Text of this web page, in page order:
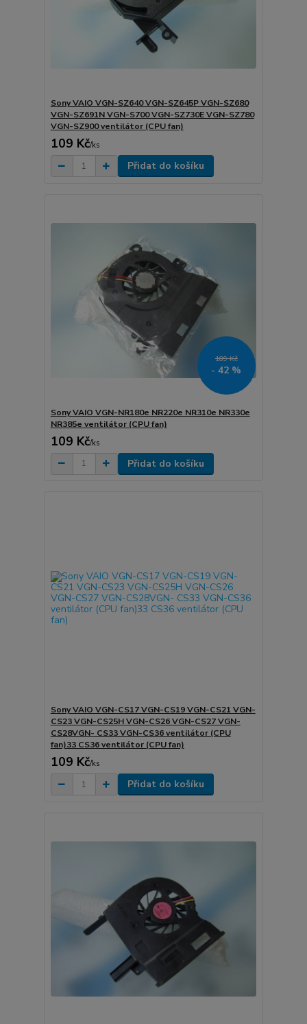
Sony VAIO VGN-SZ640 VGN-SZ645P VGN-SZ680
VGN-SZ691N VGN-S700 VGN-SZ730E VGN-SZ780
VGN-SZ900 ventilátor (CPU fan)
109 Kč/ks
Přidat do košíku
189 Kč
- 42 %
Sony VAIO VGN-NR180e NR220e NR310e NR330e
NR385e ventilátor (CPU fan)
109 Kč/ks
Přidat do košíku
Sony VAIO VGN-CS17 VGN-CS19 VGN-CS21 VGN-
CS23 VGN-CS25H VGN-CS26 VGN-CS27 VGN-
CS28VGN- CS33 VGN-CS36 ventilátor (CPU
fan)33 CS36 ventilátor (CPU fan)
109 Kč/ks
Přidat do košíku